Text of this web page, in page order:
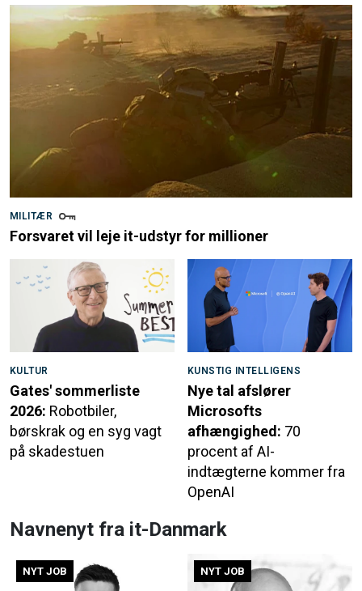
MILITÆR
Forsvaret vil leje it-udstyr for millioner
KULTUR
Gates' sommerliste
2026: Robotbiler,
børskrak og en syg vagt
på skadestuen
KUNSTIG INTELLIGENS
Nye tal afslører
Microsofts
afhængighed: 70
procent af AI-
indtægterne kommer fra
OpenAI
Navnenyt fra it-Danmark
NYT JOB NYT JOB